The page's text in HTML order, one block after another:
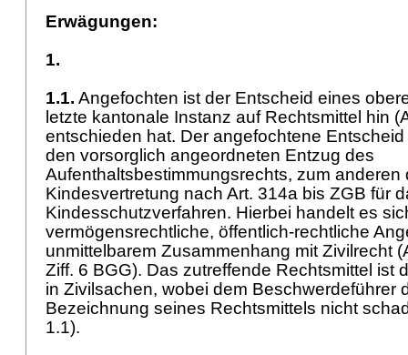
Erwägungen:
1.
1.1. Angefochten ist der Entscheid eines
letzte kantonale Instanz auf Rechtsmittel hin (
entschieden hat. Der angefochtene
den vorsorglich angeordneten Entzug des
Aufenthaltsbestimmungsrechts, zum anderen
Kindesvertretung nach Art. 314a bis ZGB für
Kindesschutzverfahren. Hierbei handelt es
vermögensrechtliche, öffentlich-rechtliche
unmittelbarem Zusammenhang mit Zivilrecht
Ziff. 6 BGG). Das zutreffende Rechtsmittel ist
in Zivilsachen, wobei dem Beschwerdeführer
Bezeichnung seines Rechtsmittels nicht
1.1).